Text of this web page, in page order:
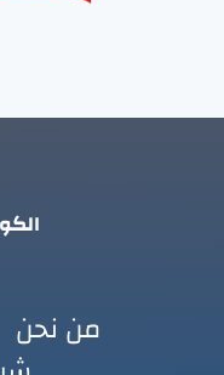
من نحن